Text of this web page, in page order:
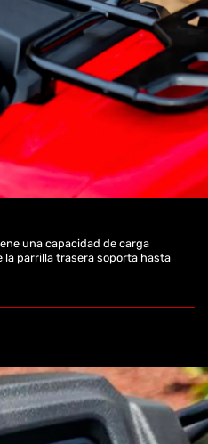
una capacidad de carga
la parrilla trasera soporta hasta